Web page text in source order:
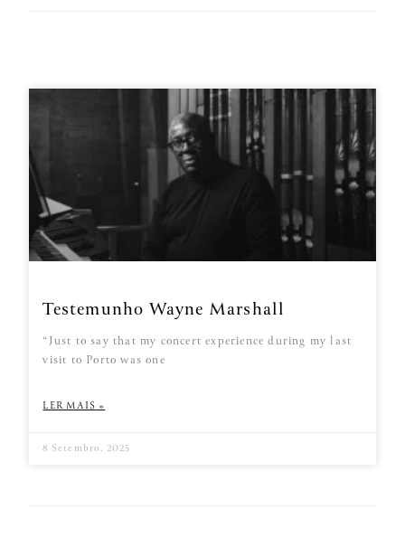
Testemunho Wayne Marshall
“Just to say that my concert experience during my last
visit to Porto was one
LER MAIS »
8 Setembro, 2025